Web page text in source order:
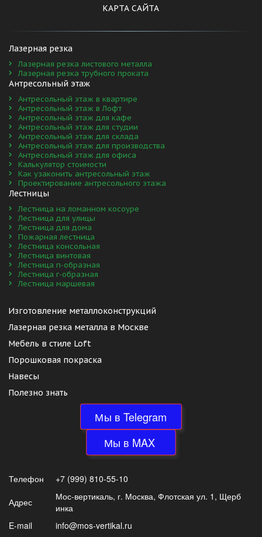
КАРТА САЙТА
Лазерная резка
Лазерная резка листового металла
Лазерная резка трубного проката
Антресольный этаж
Антресольный этаж в квартире
Антресольный этаж в Лофт
Антресольный этаж для кафе
Антресольный этаж для студии
Антресольный этаж для склада
Антресольный этаж для производства
Антресольный этаж для офиса
Калькулятор стоимости
Как узаконить антресольный этаж
Проектирование антресольного этажа
Лестницы
Лестница на ломанном косоуре
Лестница для улицы
Лестница для дома
Пожарная лестница
Лестница консольная
Лестница винтовая
Лестница п-образная
Лестница г-образная
Лестница маршевая
Изготовление металлоконструкций
Лазерная резка металла в Москве
Мебель в стиле Loft
Порошковая покраска
Навесы
Полезно знать
Мы в Telegram
Мы в MAX
Телефон
+7 (999) 810-55-10
Адрес
Мос-вертикаль, г. Москва, Флотская ул. 1, Щерб
инка
E-mail
info@mos-vertikal.ru